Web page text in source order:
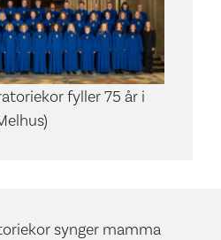
fyller 75 år i
synger mamma